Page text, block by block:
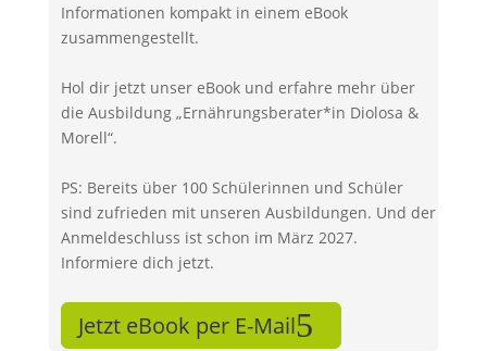
Informationen kompakt in einem eBook
zusammengestellt.
Hol dir jetzt unser eBook und erfahre mehr über
die Ausbildung „Ernährungsberater*in Diolosa &
Morell“.
PS: Bereits über 100 Schülerinnen und Schüler
sind zufrieden mit unseren Ausbildungen. Und der
Anmeldeschluss ist schon im März 2027.
Informiere dich jetzt.
Jetzt eBook per E-Mail